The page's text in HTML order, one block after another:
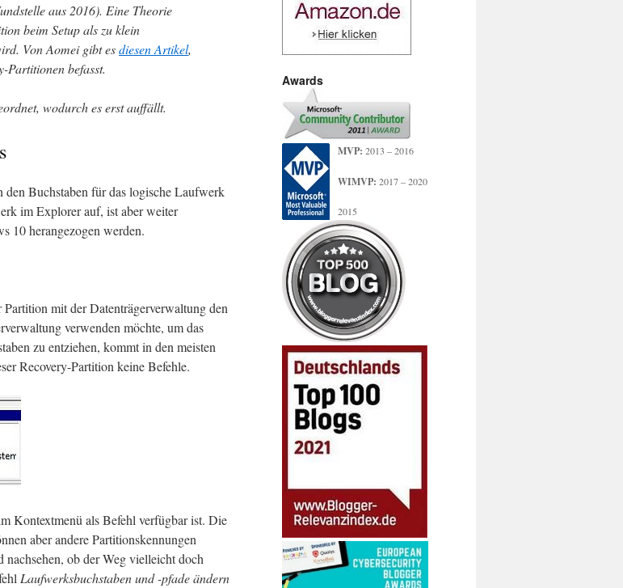
aus 2016). Eine Theorie
beim Setup als zu klein
Von Aomei gibt esdiesen Artikel,
Partitionen befasst.
wodurch es erst auffällt.
den Buchstaben für das logische Laufwerk
im Explorer auf, ist aber weiter
10 herangezogen werden.
mit der Datenträgerverwaltung den
verwenden möchte, um das
zu entziehen, kommt in den meisten
Recovery-Partition keine Befehle.
Kontextmenü als Befehl verfügbar ist. Die
aber andere Partitionskennungen
ob der Weg vielleicht doch
Laufwerksbuchstaben und -pfade ändern
Awards
MVP: 2013 – 2016
WIMVP: 2017 – 2020
2015